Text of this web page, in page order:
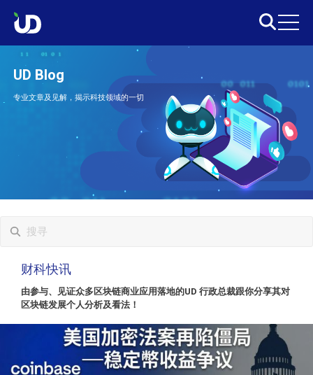
UD Blog
专业文章及见解，揭示科技领域的一切
财科快讯
由参与、见证众多区块链商业应用落地的UD 行政总裁跟你分享其对
区块链发展个人分析及看法！